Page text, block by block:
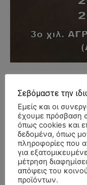
Σεβόμαστε την
Εμείς και οι
έχουμε πρόσβαση
όπως cookies και
δεδομένα, όπως
πληροφορίες που
για
μέτρηση
απόψεις του
προϊόντων.